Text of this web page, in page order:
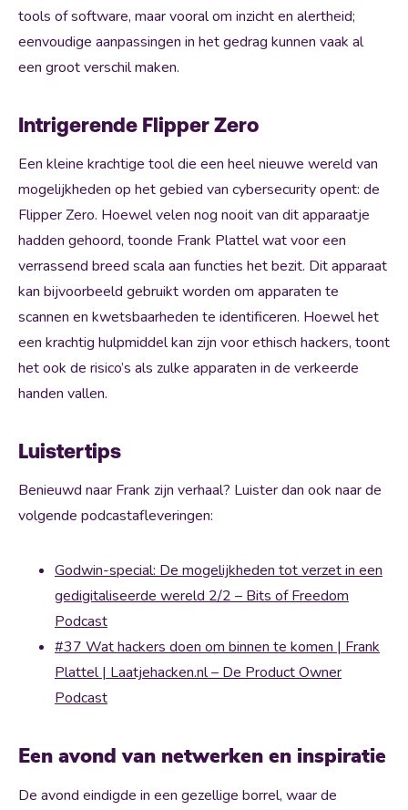
tools of software, maar vooral om inzicht en alertheid;
eenvoudige aanpassingen in het gedrag kunnen vaak al
een groot verschil maken.
Intrigerende Flipper Zero
Een kleine krachtige tool die een heel nieuwe wereld van
mogelijkheden op het gebied van cybersecurity opent: de
Flipper Zero. Hoewel velen nog nooit van dit apparaatje
hadden gehoord, toonde Frank Plattel wat voor een
verrassend breed scala aan functies het bezit. Dit apparaat
kan bijvoorbeeld gebruikt worden om apparaten te
scannen en kwetsbaarheden te identificeren. Hoewel het
een krachtig hulpmiddel kan zijn voor ethisch hackers, toont
het ook de risico’s als zulke apparaten in de verkeerde
handen vallen.
Luistertips
Benieuwd naar Frank zijn verhaal? Luister dan ook naar de
volgende podcastafleveringen:
Godwin-special: De mogelijkheden tot verzet in een
gedigitaliseerde wereld 2/2 – Bits of Freedom
Podcast
#37 Wat hackers doen om binnen te komen | Frank
Plattel | Laatjehacken.nl – De Product Owner
Podcast
Een avond van netwerken en inspiratie
De avond eindigde in een gezellige borrel, waar de